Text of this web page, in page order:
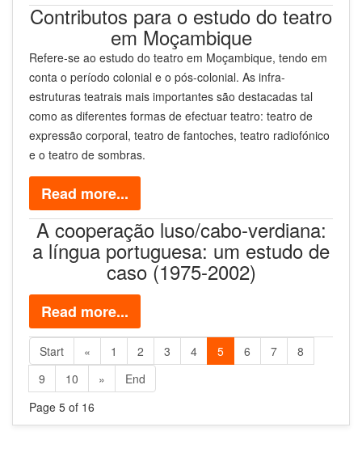
Contributos para o estudo do teatro
em Moçambique
Refere-se ao estudo do teatro em Moçambique, tendo em
conta o período colonial e o pós-colonial. As infra-
estruturas teatrais mais importantes são destacadas tal
como as diferentes formas de efectuar teatro: teatro de
expressão corporal, teatro de fantoches, teatro radiofónico
e o teatro de sombras.
Read more...
A cooperação luso/cabo-verdiana:
a língua portuguesa: um estudo de
caso (1975-2002)
Read more...
Start « 1 2 3 4 5 6 7
8
9
10 »
End
Page 5 of 16